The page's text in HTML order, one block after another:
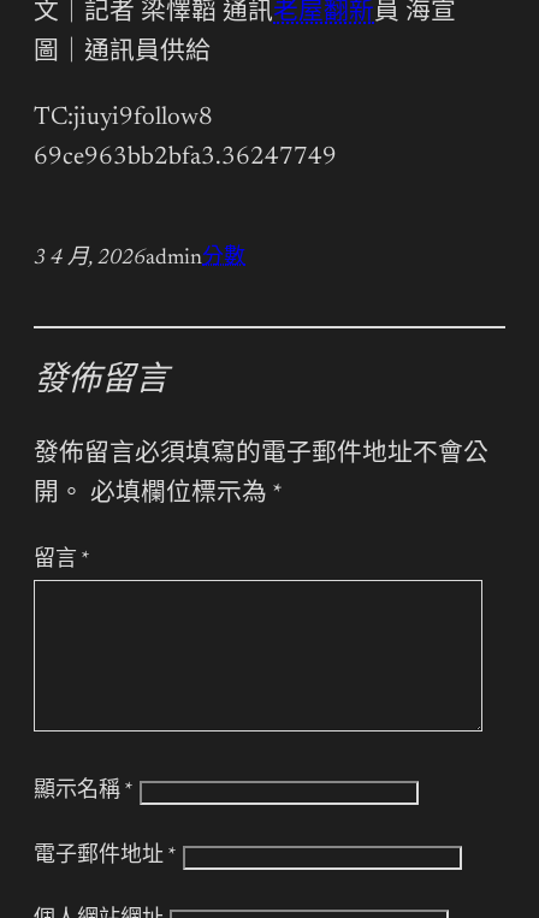
文｜記者 梁懌韜 通訊老屋翻新員 海宣
圖｜通訊員供給
TC:jiuyi9follow8
69ce963bb2bfa3.36247749
3 4 月, 2026admin分數
發佈留言
發佈留言必須填寫的電子郵件地址不會公
開。 必填欄位標示為 *
留言 *
顯示名稱 *
電子郵件地址 *